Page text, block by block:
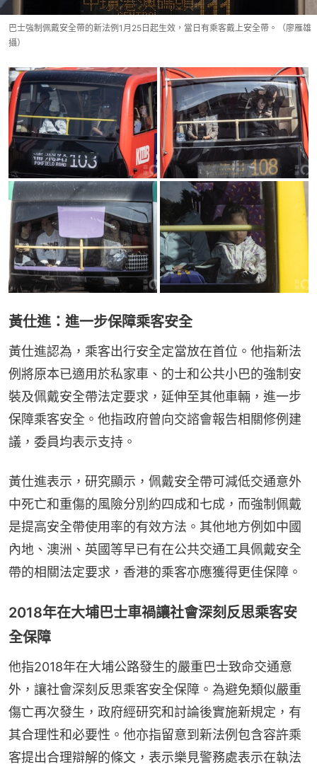
巴士強制佩戴安全帶的新法例1月25日起生效，當日有乘客戴上安全帶。（廖雁雄
攝）
黃仕進：進一步保障乘客安全
黃仕進認為，乘客出行安全定當放在首位。他指新法
例將原本已適用於私家車、的士和公共小巴的強制安
裝及佩戴安全帶法定要求，延伸至其他車輛，進一步
保障乘客安全。他指政府曾向交諮會報告相關修例建
議，委員均表示支持。
黃仕進表示，研究顯示，佩戴安全帶可減低交通意外
中死亡和重傷的風險分別約四成和七成，而強制佩戴
是提高安全帶使用率的有效方法。其他地方例如中國
內地、澳洲、英國等早已有在公共交通工具佩戴安全
帶的相關法定要求，香港的乘客亦應獲得更佳保障。
2018年在大埔巴士車禍讓社會深刻反思乘客安
全保障
他指2018年在大埔公路發生的嚴重巴士致命交通意
外，讓社會深刻反思乘客安全保障。為避免類似嚴重
傷亡再次發生，政府經研究和討論後實施新規定，有
其合理性和必要性。他亦指留意到新法例包含容許乘
客提出合理辯解的條文，表示樂見警務處表示在執法